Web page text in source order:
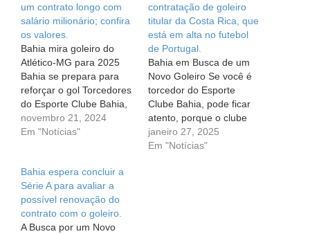
um contrato longo com
salário milionário; confira
os valores.
Bahia mira goleiro do
Atlético-MG para 2025
Bahia se prepara para
reforçar o gol Torcedores
do Esporte Clube Bahia,
preparem-se para boas
novas! O clube tricolor já
temporada, e uma das
prioridades da diretoria é
reforçar a posição de
goleiro. Quem está…
novembro 21, 2024
Em "Notícias"
contratação de goleiro
titular da Costa Rica, que
está em alta no futebol
de Portugal.
Bahia em Busca de um
Novo Goleiro Se você é
torcedor do Esporte
Clube Bahia, pode ficar
atento, porque o clube
está em plena missão:
encontrar um goleiro que
janeiro 27, 2025
Em "Notícias"
Bahia espera concluir a
Série A para avaliar a
possível renovação do
contrato com o goleiro.
A Busca por um Novo